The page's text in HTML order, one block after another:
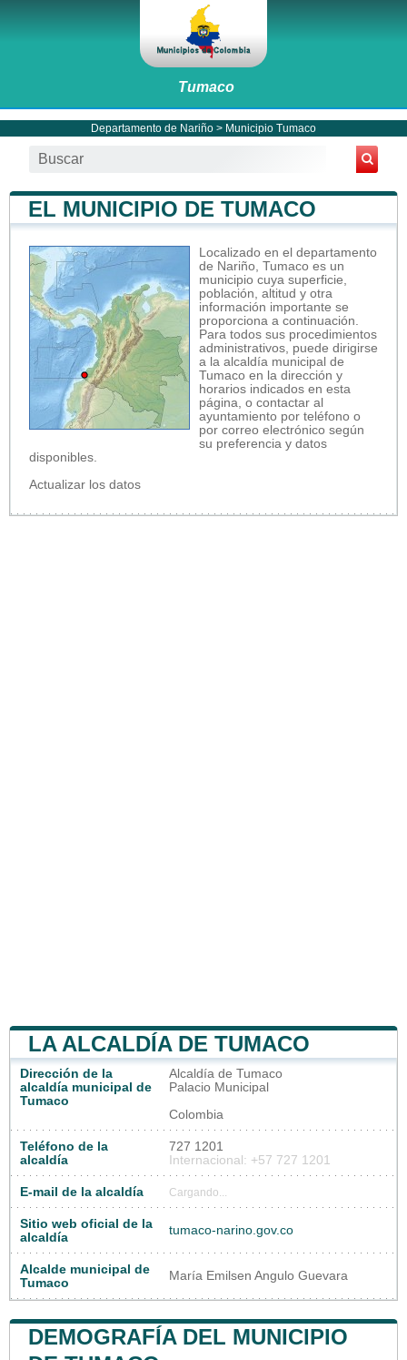
Tumaco
Departamento de Nariño > Municipio Tumaco
EL MUNICIPIO DE TUMACO
Localizado en el departamento
de Nariño, Tumaco es un
municipio cuya superficie,
población, altitud y otra
información importante se
proporciona a continuación.
Para todos sus procedimientos
administrativos, puede dirigirse
a la alcaldía municipal de
Tumaco en la dirección y
horarios indicados en esta
página, o contactar al
ayuntamiento por teléfono o
por correo electrónico según
su preferencia y datos
disponibles.
Actualizar los datos
LA ALCALDÍA DE TUMACO
Dirección de la
alcaldía municipal de
Tumaco
Alcaldía de Tumaco
Palacio Municipal
Colombia
Teléfono de la
alcaldía
727 1201
Internacional: +57 727 1201
E-mail de la alcaldía Cargando...
Sitio web oficial de la
alcaldía
tumaco-narino.gov.co
Alcalde municipal de
Tumaco
María Emilsen Angulo Guevara
DEMOGRAFÍA DEL MUNICIPIO